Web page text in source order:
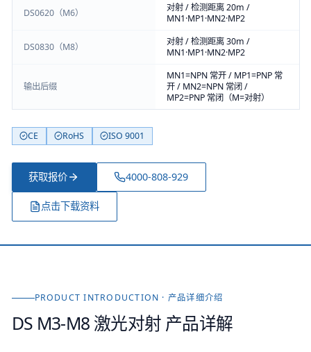
DS0620（M6）
对射 / 检测距离 20m /
MN1·MP1·MN2·MP2
DS0830（M8）
对射 / 检测距离 30m /
MN1·MP1·MN2·MP2
输出后缀
MN1=NPN 常开 / MP1=PNP 常
开 / MN2=NPN 常闭 /
MP2=PNP 常闭（M=对射）
CE RoHS ISO 9001
获取报价 4000-808-929
点击下载资料
PRODUCT INTRODUCTION · 产品详细介绍
DS M3-M8 激光对射 产品详解